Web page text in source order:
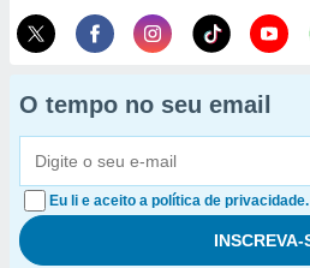
O tempo no seu email
Eu li e aceito a política de privacidade.